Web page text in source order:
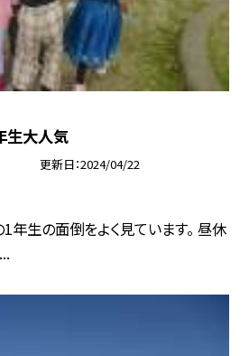
生大人気
更新日 2024/04/22
年生の面倒をよく見ています。 昼休